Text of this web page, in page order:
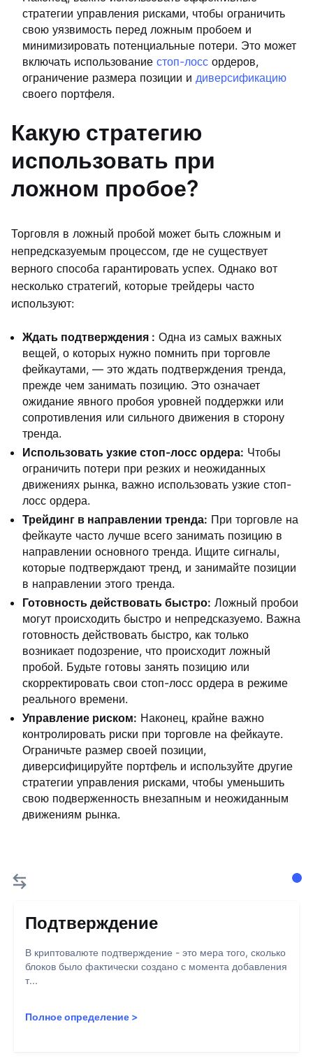
стратегии управления рисками, чтобы ограничить
свою уязвимость перед ложным пробоем и
минимизировать потенциальные потери. Это может
включать использование стоп-лосс ордеров,
ограничение размера позиции и диверсификацию
своего портфеля.
Какую стратегию
использовать при
ложном пробое?
Торговля в ложный пробой может быть сложным и
непредсказуемым процессом, где не существует
верного способа гарантировать успех. Однако вот
несколько стратегий, которые трейдеры часто
используют:
Ждать подтверждения : Одна из самых важных
вещей, о которых нужно помнить при торговле
фейкаутами, — это ждать подтверждения тренда,
прежде чем занимать позицию. Это означает
ожидание явного пробоя уровней поддержки или
сопротивления или сильного движения в сторону
тренда.
Использовать узкие стоп-лосс ордера: Чтобы
ограничить потери при резких и неожиданных
движениях рынка, важно использовать узкие стоп-
лосс ордера.
Трейдинг в направлении тренда: При торговле на
фейкауте часто лучше всего занимать позицию в
направлении основного тренда. Ищите сигналы,
которые подтверждают тренд, и занимайте позиции
в направлении этого тренда.
Готовность действовать быстро: Ложный пробои
могут происходить быстро и непредсказуемо. Важна
готовность действовать быстро, как только
возникает подозрение, что происходит ложный
пробой. Будьте готовы занять позицию или
скорректировать свои стоп-лосс ордера в режиме
реального времени.
Управление риском: Наконец, крайне важно
контролировать риски при торговле на фейкауте.
Ограничьте размер своей позиции,
диверсифицируйте портфель и используйте другие
стратегии управления рисками, чтобы уменьшить
свою подверженность внезапным и неожиданным
движениям рынка.
Подтверждение
В криптовалюте подтверждение - это мера того, сколько
блоков было фактически создано с момента добавления
т...
Полное определение >